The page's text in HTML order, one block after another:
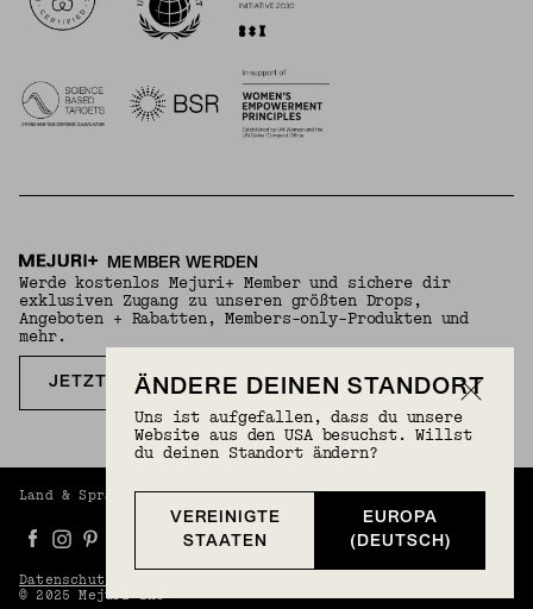
MEMBER WERDEN
Werde kostenlos Mejuri+ Member und sichere dir
exklusiven Zugang zu unseren größten Drops,
Angeboten + Rabatten, Members-only-Produkten und
mehr.
JETZT KOSTENLOS ANMELDEN
Land & Sprache Europa (Deutsch) (EUR) | Deutsch
Datenschutzerklärung
© 2025 Mejuri Inc
ÄNDERE DEINEN STANDORT
Uns ist aufgefallen, dass du unsere
Website aus den USA besuchst. Willst
du deinen Standort ändern?
VEREINIGTE
STAATEN
EUROPA
(DEUTSCH)